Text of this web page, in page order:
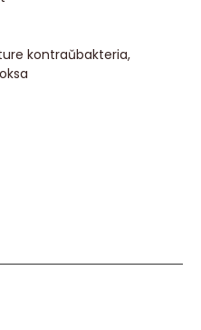
kontraŭbakteria,